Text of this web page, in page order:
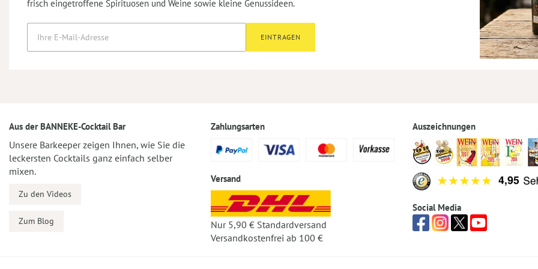
frisch eingetroffene Spirituosen und Weine sowie kleine Genussideen.
EINTRAGEN
Aus der BANNEKE-Cocktail Bar
Unsere Barkeeper zeigen Ihnen, wie Sie die
leckersten Cocktails ganz einfach selber
mixen.
Zu den Videos
Zum Blog
Zahlungsarten
Versand
Nur 5,90 € Standardversand
Versandkostenfrei ab 100 €
Auszeichnungen
Social Media